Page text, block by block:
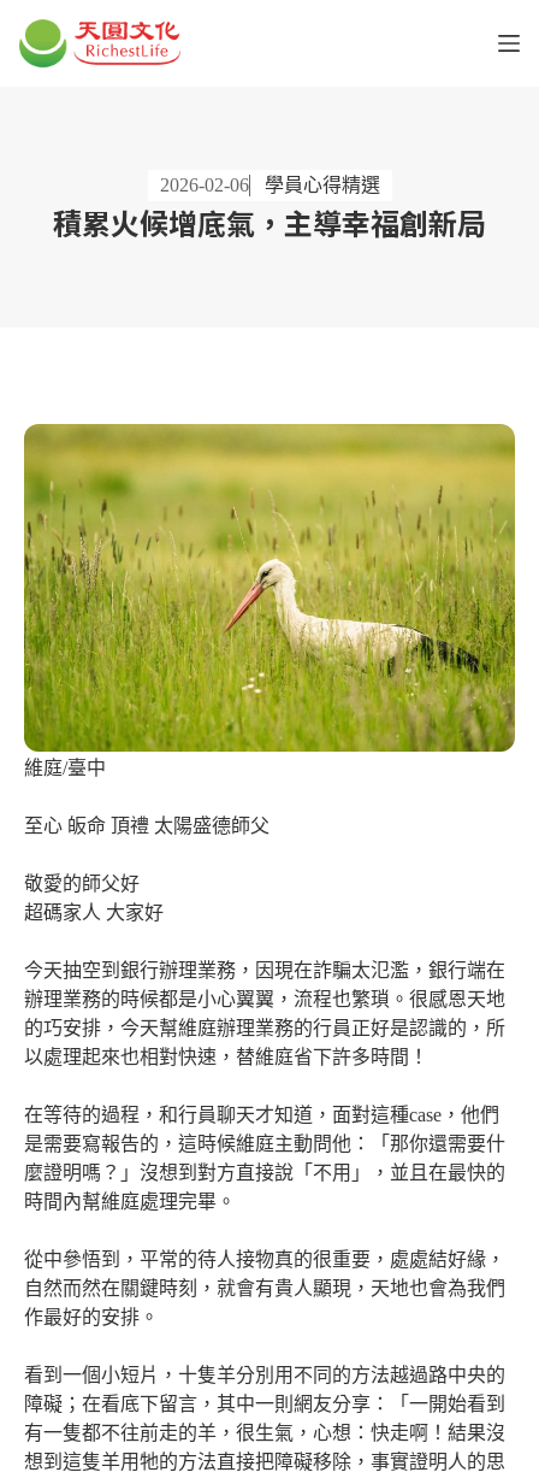
2026-02-06 學員心得精選
積累火候增底氣，主導幸福創新局
維庭/臺中
至心 皈命 頂禮 太陽盛德師父
敬愛的師父好
超碼家人 大家好
今天抽空到銀行辦理業務，因現在詐騙太氾濫，銀行端在
辦理業務的時候都是小心翼翼，流程也繁瑣。很感恩天地
的巧安排，今天幫維庭辦理業務的行員正好是認識的，所
以處理起來也相對快速，替維庭省下許多時間！
在等待的過程，和行員聊天才知道，面對這種case，他們
是需要寫報告的，這時候維庭主動問他：「那你還需要什
麼證明嗎？」沒想到對方直接說「不用」，並且在最快的
時間內幫維庭處理完畢。
從中參悟到，平常的待人接物真的很重要，處處結好緣，
自然而然在關鍵時刻，就會有貴人顯現，天地也會為我們
作最好的安排。
看到一個小短片，十隻羊分別用不同的方法越過路中央的
障礙；在看底下留言，其中一則網友分享：「一開始看到
有一隻都不往前走的羊，很生氣，心想：快走啊！結果沒
想到這隻羊用牠的方法直接把障礙移除，事實證明人的思